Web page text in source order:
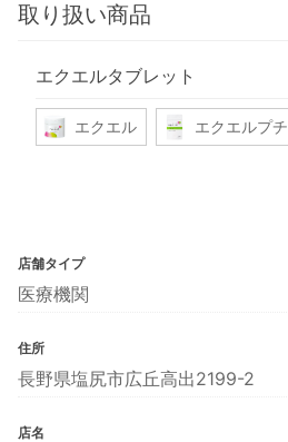
取り扱い商品
エクエルタブレット
エクエル エクエルプチ
店舗タイプ
医療機関
住所
長野県塩尻市広丘高出2199-2
店名